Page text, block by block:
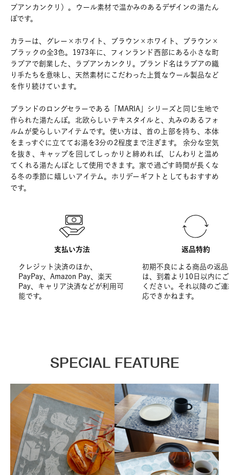
プアンカンクリ）。ウール素材で温かみのあるデザインの湯たん
ぽです。
カラーは、グレー×ホワイト、ブラウン×ホワイト、ブラウン×
ブラックの全3色。1973年に、フィンランド西部にある小さな町
ラプアで創業した、ラプアンカンクリ。ブランド名はラプアの織
り手たちを意味し、天然素材にこだわった上質なウール製品など
を作り続けています。
ブランドのロングセラーである「MARIA」シリーズと同じ生地で
作られた湯たんぽ。北欧らしいテキスタイルと、丸みのあるフォ
ルムが愛らしいアイテムです。使い方は、首の上部を持ち、本体
をまっすぐに立ててお湯を3分の2程度まで注ぎます。 余分な空気
を抜き、キャップを回してしっかりと締めれば、じんわりと温め
てくれる湯たんぽとして使用できます。家で過ごす時間が長くな
る冬の季節に嬉しいアイテム。ホリデーギフトとしてもおすすめ
です。
支払い方法
クレジット決済のほか、
PayPay、Amazon Pay、楽天
Pay、キャリア決済などが利用可
能です。
返品特約
初期不良による商品の返
は、到着より10日以内に
ください。それ以降のご
応できかねます。
SPECIAL FEATURE